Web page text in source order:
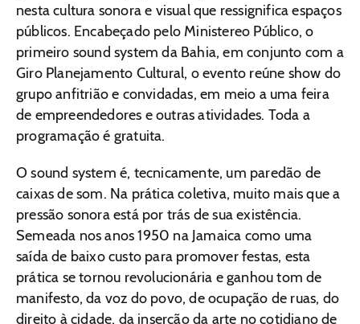
nesta cultura sonora e visual que ressignifica espaços
públicos. Encabeçado pelo Ministereo Público, o
primeiro sound system da Bahia, em conjunto com a
Giro Planejamento Cultural, o evento reúne show do
grupo anfitrião e convidadas, em meio a uma feira
de empreendedores e outras atividades. Toda a
programação é gratuita.
O sound system é, tecnicamente, um paredão de
caixas de som. Na prática coletiva, muito mais que a
pressão sonora está por trás de sua existência.
Semeada nos anos 1950 na Jamaica como uma
saída de baixo custo para promover festas, esta
prática se tornou revolucionária e ganhou tom de
manifesto, da voz do povo, de ocupação de ruas, do
direito à cidade, da inserção da arte no cotidiano de